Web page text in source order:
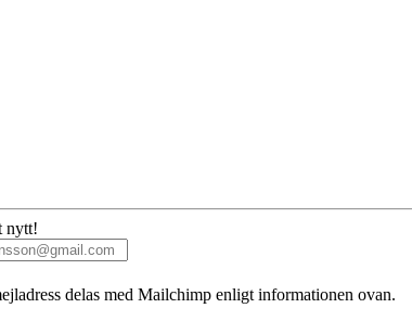
nytt!
delas med Mailchimp enligt informationen ovan.